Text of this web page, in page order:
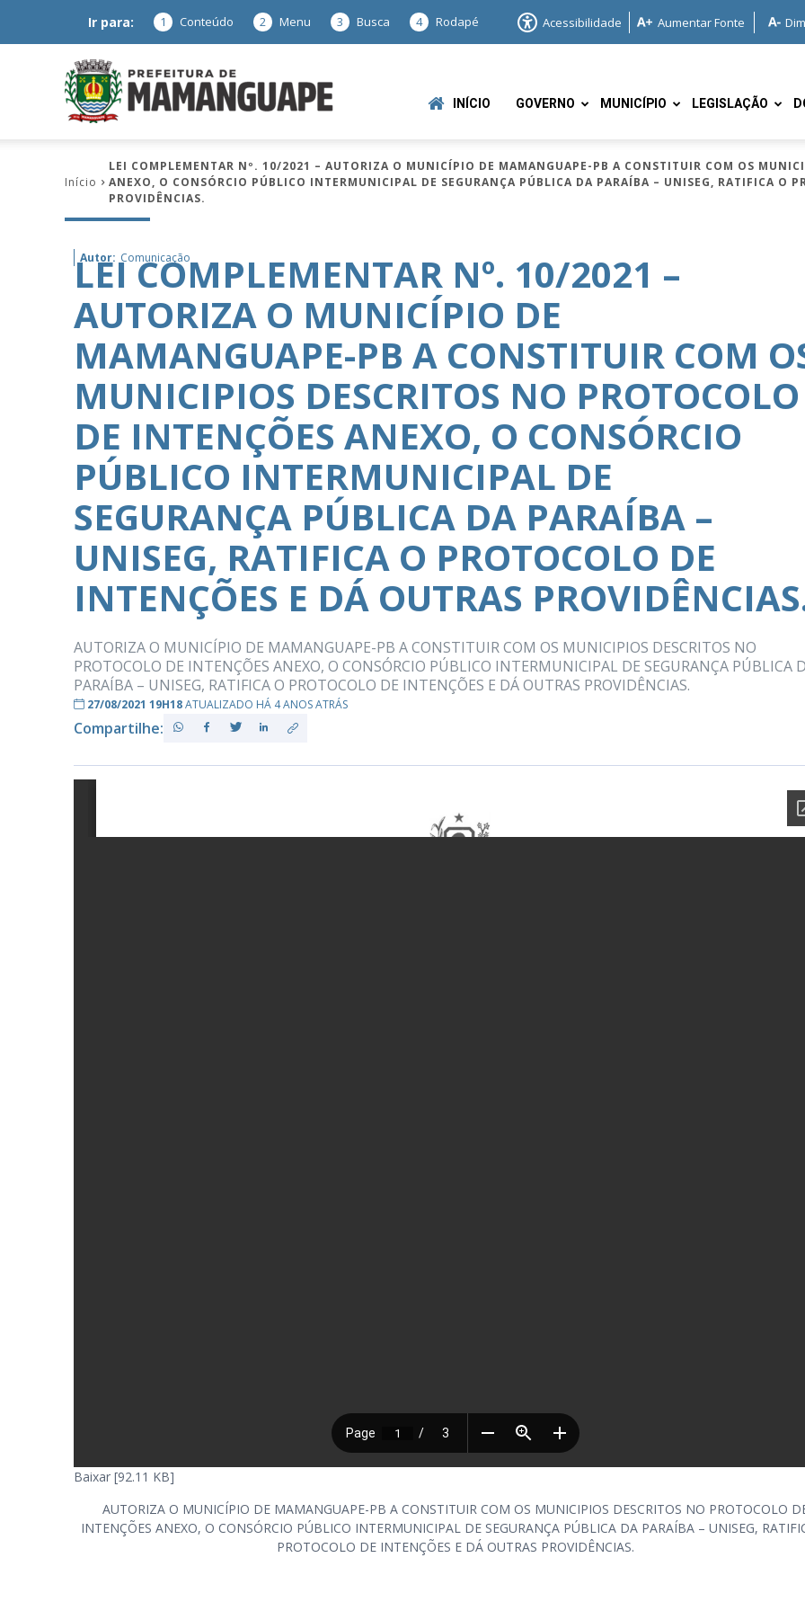
Ir para: 1 Conteúdo 2 Menu 3 Busca 4 Rodapé Acessibilidade Aumentar Fonte
de
Mamanguape
PB
INÍCIO GOVERNO MUNICÍPIO LEGISLAÇÃO
Início
LEI COMPLEMENTAR Nº. 10/2021 – AUTORIZA O MUNICÍPIO DE MAMANGUAPE-PB A CONSTITUIR COM OS
ANEXO, O CONSÓRCIO PÚBLICO INTERMUNICIPAL DE SEGURANÇA PÚBLICA DA PARAÍBA – UNISEG, RATIFICA O
PROVIDÊNCIAS.
Autor: Comunicação
LEI COMPLEMENTAR Nº. 10/2021 –
AUTORIZA O MUNICÍPIO DE
MAMANGUAPE-PB A CONSTITUIR COM
MUNICIPIOS DESCRITOS NO PROTOCOLO
DE INTENÇÕES ANEXO, O CONSÓRCIO
PÚBLICO INTERMUNICIPAL DE
SEGURANÇA PÚBLICA DA PARAÍBA –
UNISEG, RATIFICA O PROTOCOLO DE
INTENÇÕES E DÁ OUTRAS
AUTORIZA O MUNICÍPIO DE MAMANGUAPE-PB A CONSTITUIR COM OS MUNICIPIOS DESCRITOS NO
PROTOCOLO DE INTENÇÕES ANEXO, O CONSÓRCIO PÚBLICO INTERMUNICIPAL DE SEGURANÇA PÚBLICA
PARAÍBA – UNISEG, RATIFICA O PROTOCOLO DE INTENÇÕES E DÁ OUTRAS PROVIDÊNCIAS.
27/08/2021 19H18ATUALIZADO HÁ 4 ANOS ATRÁS
Compartilhe:
Baixar [92.11 KB]
AUTORIZA O MUNICÍPIO DE MAMANGUAPE-PB A CONSTITUIR COM OS MUNICIPIOS DESCRITOS NO PROTOCOLO
INTENÇÕES ANEXO, O CONSÓRCIO PÚBLICO INTERMUNICIPAL DE SEGURANÇA PÚBLICA DA PARAÍBA – UNISEG,
PROTOCOLO DE INTENÇÕES E DÁ OUTRAS PROVIDÊNCIAS.